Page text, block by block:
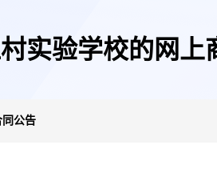
实验学校的网上
同公告